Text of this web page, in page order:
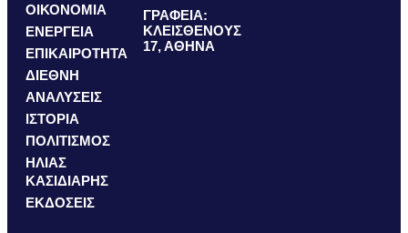
ΟΙΚΟΝΟΜΙΑ
ΕΝΕΡΓΕΙΑ
ΕΠΙΚΑΙΡΟΤΗΤΑ
ΔΙΕΘΝΗ
ΑΝΑΛΥΣΕΙΣ
ΙΣΤΟΡΙΑ
ΠΟΛΙΤΙΣΜΟΣ
ΗΛΙΑΣ
ΚΑΣΙΔΙΑΡΗΣ
ΕΚΔΟΣΕΙΣ
ΓΡΑΦΕΙΑ:
ΚΛΕΙΣΘΕΝΟΥΣ
17, ΑΘΗΝΑ